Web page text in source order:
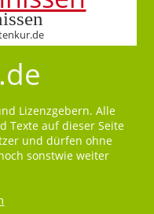
Lizenzgebern. Alle
Texte auf dieser Seite
und dürfen ohne
sonstwie weiter